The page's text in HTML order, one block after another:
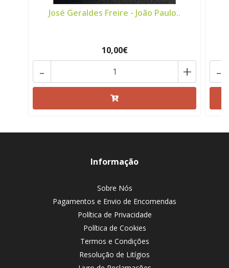
José Geraldes Freire - João Paulo..
10,00€
+
- -
Informação
Sobre Nós
Pagamentos e Envio de Encomendas
Política de Privacidade
Política de Cookies
Termos e Condições
Resolução de Litígios